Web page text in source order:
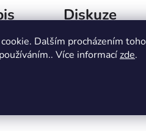
Dalším procházením
Více informacízde.
Diskuze
avolný čas!Lehké,moderní